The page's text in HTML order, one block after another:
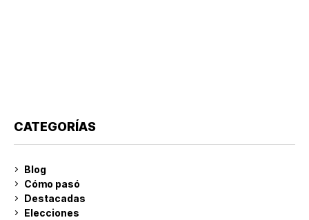
CATEGORÍAS
Blog
Cómo pasó
Destacadas
Elecciones